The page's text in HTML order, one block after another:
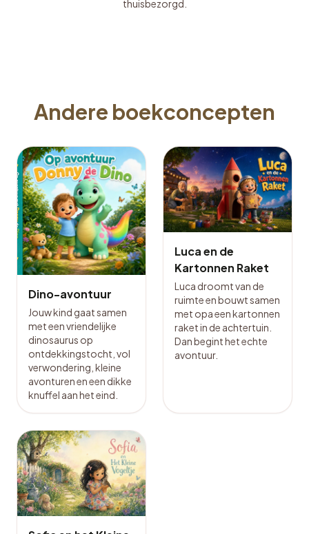
thuisbezorgd.
Andere boekconcepten
Dino-avontuur
Jouw kind gaat samen
met een vriendelijke
dinosaurus op
ontdekkingstocht, vol
verwondering, kleine
avonturen en een dikke
knuffel aan het eind.
Luca en de
Kartonnen Raket
Luca droomt van de
ruimte en bouwt samen
met opa een kartonnen
raket in de achtertuin.
Dan begint het echte
avontuur.